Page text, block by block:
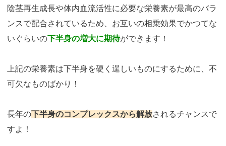
陰茎再生成長や体内血流活性に必要な栄養素が最高のバラ
ンスで配合されているため、お互いの相乗効果でかつてな
いぐらいの下半身の増大に期待ができます！
上記の栄養素は下半身を硬く逞しいものにするために、不
可欠なものばかり！
長年の下半身のコンプレックスから解放されるチャンスで
すよ！